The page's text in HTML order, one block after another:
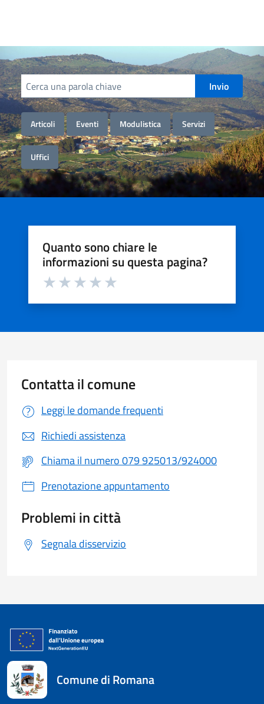
Cerca informazioni, servizi, persone Invio
Articoli Eventi Modulistica Servizi
Uffici
Quanto sono chiare le
informazioni su questa pagina?
Valuta da 1 a 5 stelle la pagina
Contatta il comune
Leggi le domande frequenti
Richiedi assistenza
Chiama il numero 079 925013/924000
Prenotazione appuntamento
Problemi in città
Segnala disservizio
Comune di Romana